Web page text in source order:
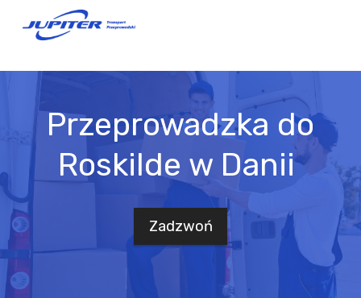
Przeprowadzka do
Roskilde w Danii
Zadzwoń